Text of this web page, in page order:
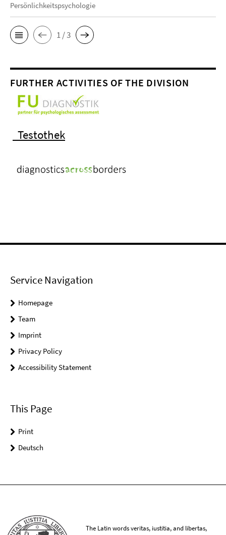
Persönlichkeitspsychologie
1 / 3
FURTHER ACTIVITIES OF THE DIVISION
Testothek
Service Navigation
Homepage
Team
Imprint
Privacy Policy
Accessibility Statement
This Page
Print
Deutsch
The Latin words veritas, iustitia, and libertas,